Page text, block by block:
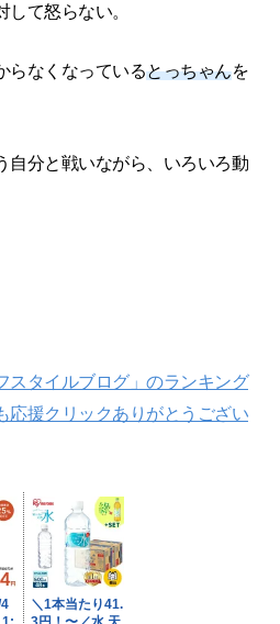
して怒らない。
らなくなっているとっちゃんを
自分と戦いながら、いろいろ動
スタイルブログ」のランキング
応援クリックありがとうござい